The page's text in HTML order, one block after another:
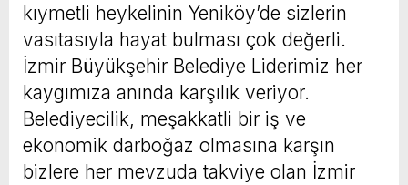
kıymetli heykelinin Yeniköy’de sizlerin
vasıtasıyla hayat bulması çok değerli.
İzmir Büyükşehir Belediye Liderimiz her
kaygımıza anında karşılık veriyor.
Belediyecilik, meşakkatli bir iş ve
ekonomik darboğaz olmasına karşın
bizlere her mevzuda takviye olan İzmir